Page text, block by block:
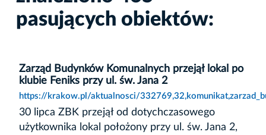
pasujących obiektów:
Zarząd Budynków Komunalnych przejął lokal po
klubie Feniks przy ul. św. Jana 2
https://krakow.pl/aktualnosci/
30 lipca ZBK przejął od dotychczasowego
użytkownika lokal położony przy ul. św. Jana 2,